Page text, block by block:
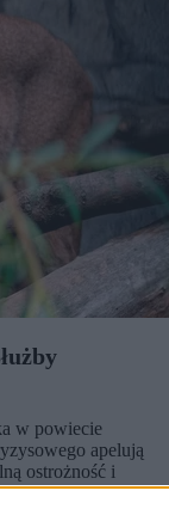
w powiecie
apelują
ostrożność i